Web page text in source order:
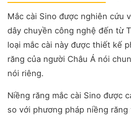
Mắc cài Sino được nghiên cứu
dây chuyền công nghệ đến từ
loại mắc cài này được thiết kế
răng của người Châu Á nói
nói riêng.
Niềng răng mắc cài Sino được
so với phương pháp niềng